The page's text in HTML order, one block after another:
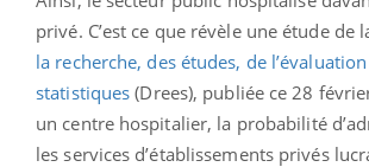
privé. C’est ce que révèle une étude de
la recherche, des études, de
statistiques (Drees), publiée ce 28
un centre hospitalier, la probabilité
les services d’établissements privés